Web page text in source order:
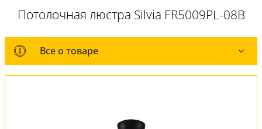
Потолочная люстра Silvia FR5009PL-08B
Все о товаре
Все о товаре